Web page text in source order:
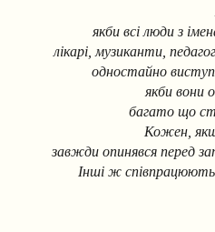
якби всі люди з
лікарі, музиканти,
одностайно
якби вони
багато що
Кожен,
завжди опинявся перед
Інші ж